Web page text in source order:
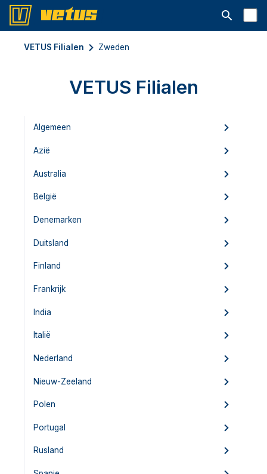
Open
VETUS Filialen Zweden
VETUS Filialen
Algemeen
Azië
Australia
België
Denemarken
Duitsland
Finland
Frankrijk
India
Italië
Nederland
Nieuw-Zeeland
Polen
Portugal
Rusland